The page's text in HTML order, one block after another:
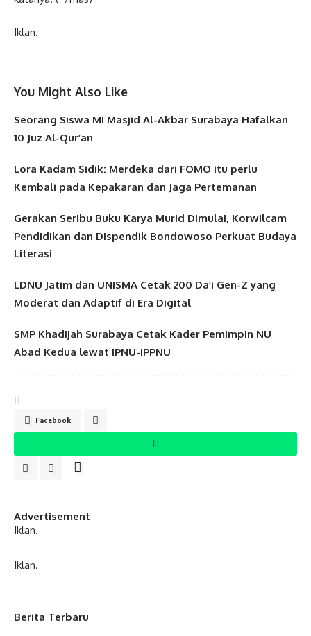
Iklan.
You Might Also Like
Seorang Siswa MI Masjid Al-Akbar Surabaya Hafalkan
10 Juz Al-Qur’an
Lora Kadam Sidik: Merdeka dari FOMO itu perlu
Kembali pada Kepakaran dan Jaga Pertemanan
Gerakan Seribu Buku Karya Murid Dimulai, Korwilcam
Pendidikan dan Dispendik Bondowoso Perkuat Budaya
Literasi
LDNU Jatim dan UNISMA Cetak 200 Da’i Gen-Z yang
Moderat dan Adaptif di Era Digital
SMP Khadijah Surabaya Cetak Kader Pemimpin NU
Abad Kedua lewat IPNU-IPPNU
Facebook
Advertisement
Iklan.
Iklan.
Berita Terbaru